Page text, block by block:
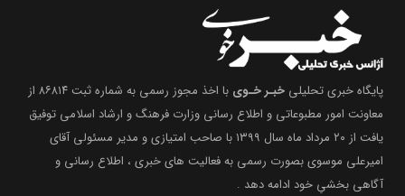
پایگاه خبری تحلیلی خبـر خـوی
با اخذ مجوز رسمی به شماره ثبت ۸۶۸۱۴ از
معاونت امور مطبوعاتی و اطلاع رسانی وزارت فرهنگ و ارشاد اسلامی توفیق
یافت از ۲۰ مرداد ماه سال ۱۳۹۹ با صاحب امتیازی و مدیر مسئولی آقای
امیرعلی موسوی بصورت رسمی به فعالیت های خبری ، اطلاع رسانی و
آگاهی بخشیِ خود ادامه دهد .